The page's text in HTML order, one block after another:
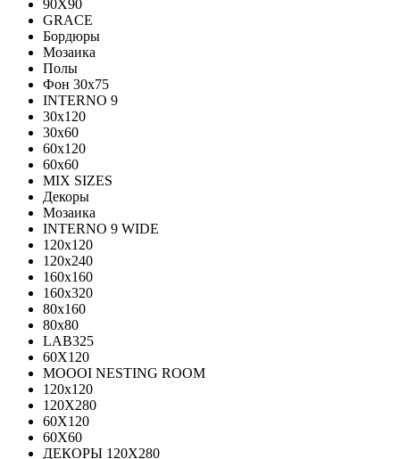
90X90
GRACE
Бордюры
Мозаика
Полы
Фон 30х75
INTERNO 9
30x120
30x60
60x120
60x60
MIX SIZES
Декоры
Мозаика
INTERNO 9 WIDE
120x120
120x240
160x160
160x320
80x160
80x80
LAB325
60X120
MOOOI NESTING ROOM
120x120
120Х280
60Х120
60Х60
ДЕКОРЫ 120Х280